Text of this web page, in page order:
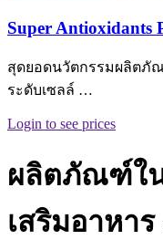
Super Antioxidants
สุดยอดนวัตกรรมผลิตภั
ระดับเซลล์ …
Login to see prices
ผลิตภัณฑ์ใ
เสริมอาหา